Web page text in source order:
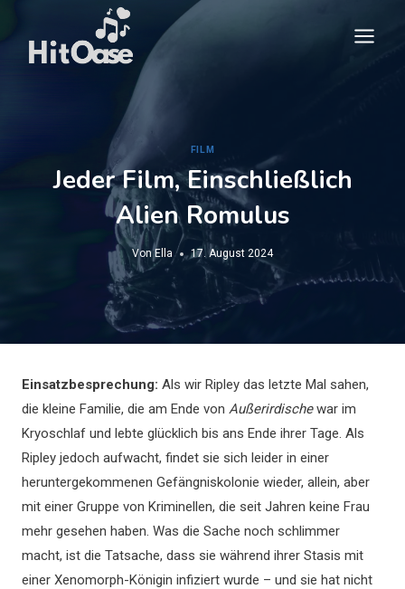
springen
FILM
Jeder Film, Einschließlich
Alien Romulus
Von Ella 17. August 2024
Einsatzbesprechung: Als wir Ripley das letzte Mal sahen,
die kleine Familie, die am Ende von Außerirdischewar im
Kryoschlaf und lebte glücklich bis ans Ende ihrer Tage. Als
Ripley jedoch aufwacht, findet sie sich leider in einer
heruntergekommenen Gefängniskolonie wieder, allein, aber
mit einer Gruppe von Kriminellen, die seit Jahren keine Frau
mehr gesehen haben. Was die Sache noch schlimmer
macht, ist die Tatsache, dass sie während ihrer Stasis mit
einer Xenomorph-Königin infiziert wurde – und sie hat nicht